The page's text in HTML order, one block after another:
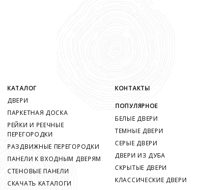
КАТАЛОГ
ДВЕРИ
ПАРКЕТНАЯ ДОСКА
РЕЙКИ И РЕЕЧНЫЕ
ПЕРЕГОРОДКИ
РАЗДВИЖНЫЕ ПЕРЕГОРОДКИ
ПАНЕЛИ К ВХОДНЫМ ДВЕРЯМ
СТЕНОВЫЕ ПАНЕЛИ
СКАЧАТЬ КАТАЛОГИ
КОНТАКТЫ
ПОПУЛЯРНОЕ
БЕЛЫЕ ДВЕРИ
ТЕМНЫЕ ДВЕРИ
СЕРЫЕ ДВЕРИ
ДВЕРИ ИЗ ДУБА
СКРЫТЫЕ ДВЕРИ
КЛАССИЧЕСКИЕ ДВЕРИ